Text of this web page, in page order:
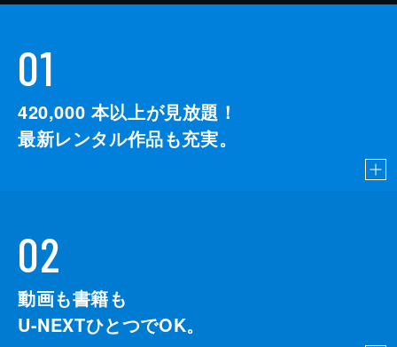
01
420,000 本以上が見放題！
最新レンタル作品も充実。
02
動画も書籍も
U-NEXTひとつでOK。